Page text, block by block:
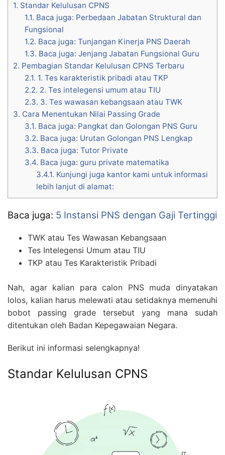
1. Standar Kelulusan CPNS
1.1. Baca juga: Perbedaan Jabatan Struktural dan
Fungsional
1.2. Baca juga: Tunjangan Kinerja PNS Daerah
1.3. Baca juga: Jenjang Jabatan Fungsional Guru
2. Pembagian Standar Kelulusan CPNS Terbaru
2.1. 1. Tes karakteristik pribadi atau TKP
2.2. 2. Tes intelegensi umum atau TIU
2.3. 3. Tes wawasan kebangsaan atau TWK
3. Cara Menentukan Nilai Passing Grade
3.1. Baca juga: Pangkat dan Golongan PNS Guru
3.2. Baca juga: Urutan Golongan PNS Lengkap
3.3. Baca juga: Tutor Private
3.4. Baca juga: guru private matematika
3.4.1. Kunjungi juga kantor kami untuk informasi
lebih lanjut di alamat:
Baca juga: 5 Instansi PNS dengan Gaji Tertinggi
TWK atau Tes Wawasan Kebangsaan
Tes Intelegensi Umum atau TIU
TKP atau Tes Karakteristik Pribadi
Nah, agar kalian para calon PNS muda dinyatakan
lolos, kalian harus melewati atau setidaknya memenuhi
bobot passing grade tersebut yang mana sudah
ditentukan oleh Badan Kepegawaian Negara.
Berikut ini informasi selengkapnya!
Standar Kelulusan CPNS